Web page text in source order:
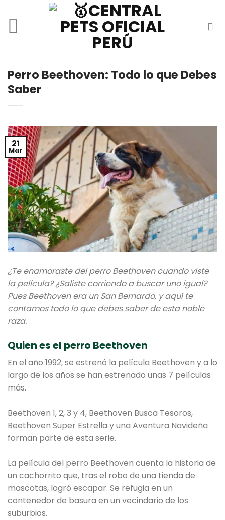
content
Perro Beethoven: Todo lo que Debes
Saber
21
Mar
¿Te enamoraste del perro Beethoven cuando viste
la película? ¿Saliste corriendo a buscar uno igual?
Pues Beethoven era un San Bernardo, y aquí te
contamos todo lo que debes saber de esta noble
raza.
Quien es el perro Beethoven
En el año 1992, se estrenó la película Beethoven y a lo
largo de los años se han estrenado unas 7 películas
más.
Beethoven 1, 2, 3 y 4, Beethoven Busca Tesoros,
Beethoven Super Estrella y una Aventura Navideña
forman parte de esta serie.
La película del perro Beethoven cuenta la historia de
un cachorrito que, tras el robo de una tienda de
mascotas, logró escapar. Se refugia en un
contenedor de basura en un vecindario de los
suburbios.